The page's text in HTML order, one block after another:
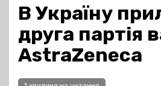
В Україну
друга партія
AstraZeneca